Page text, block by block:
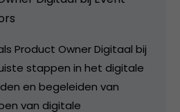
Product Owner Digitaal bij
stappen in het digitale
en begeleiden van
van digitale